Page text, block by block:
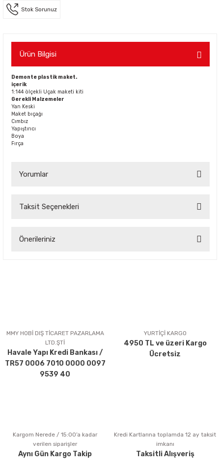
Stok Sorunuz
Ürün Bilgisi
Demonte plastik maket.
içerik
1:144 ölçekli Uçak maketi kiti
Gerekli Malzemeler
Yan Keski
Maket bıçağı
Cımbız
Yapıştırıcı
Boya
Fırça
Yorumlar
Taksit Seçenekleri
Önerileriniz
Ürün açıklamasında eksik bilgiler bulunuyor.
Ürün bilgilerinde hatalar bulunuyor.
Ürün fiyatı diğer sitelerden daha pahalı.
Bu ürüne benzer farklı alternatifler olmalı.
Gönder
MMY HOBİ DIŞ TİCARET PAZARLAMA
LTD.ŞTİ
Havale Yapı Kredi Bankası /
TR57 0006 7010 0000 0097
9539 40
YURTİÇİ KARGO
4950 TL ve üzeri Kargo
Ücretsiz
Kargom Nerede / 15:00’a kadar
verilen siparişler
Aynı Gün Kargo Takip
Kredi Kartlarına toplamda 12 ay taksit
imkanı
Taksitli Alışveriş